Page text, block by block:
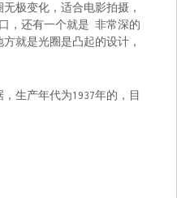
极变化，适合电影拍摄，
，还有一个就是 非常深的
就是光圈是凸起的设计，
生产年代为1937年的，目